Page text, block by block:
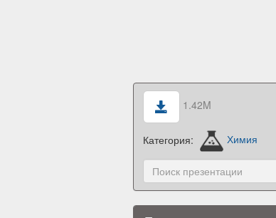
1.42M
Категория: Химия